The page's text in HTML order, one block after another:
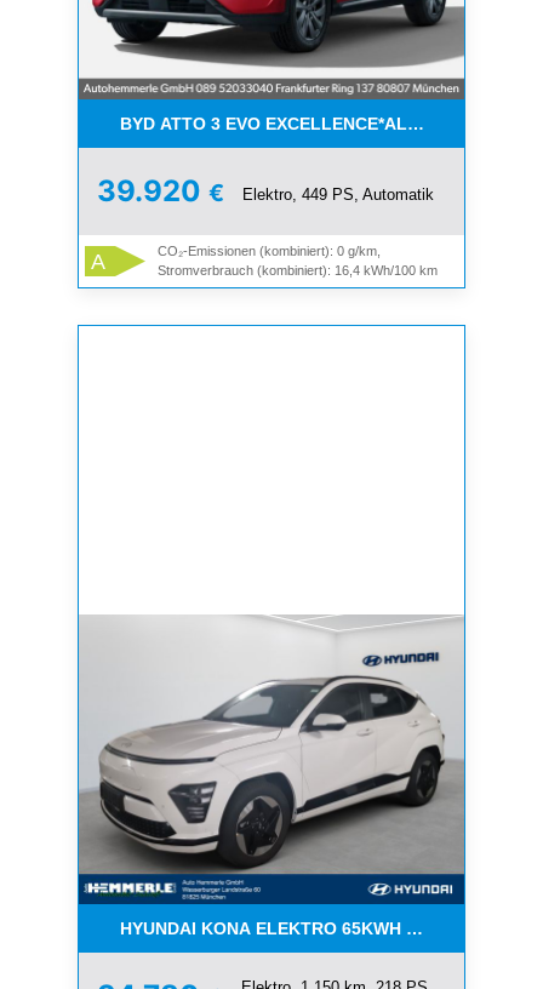
BYD ATTO 3 EVO EXCELLENCE*ALLE FARBEN*BIS
39.920 € Elektro, 449 PS, Automatik
A
CO₂-Emissionen (kombiniert): 0 g/km,
Stromverbrauch (kombiniert): 16,4 kWh/100 km
HYUNDAI KONA ELEKTRO 65KWH LED PDC